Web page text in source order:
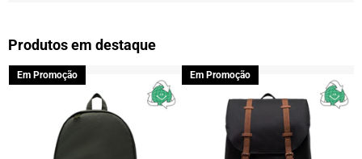
Produtos em destaque
Em Promoção Em Promoção